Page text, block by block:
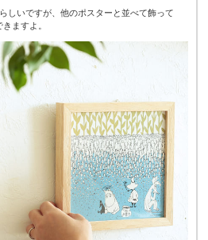
しいですが、他のポスターと並べて飾って
ますよ。